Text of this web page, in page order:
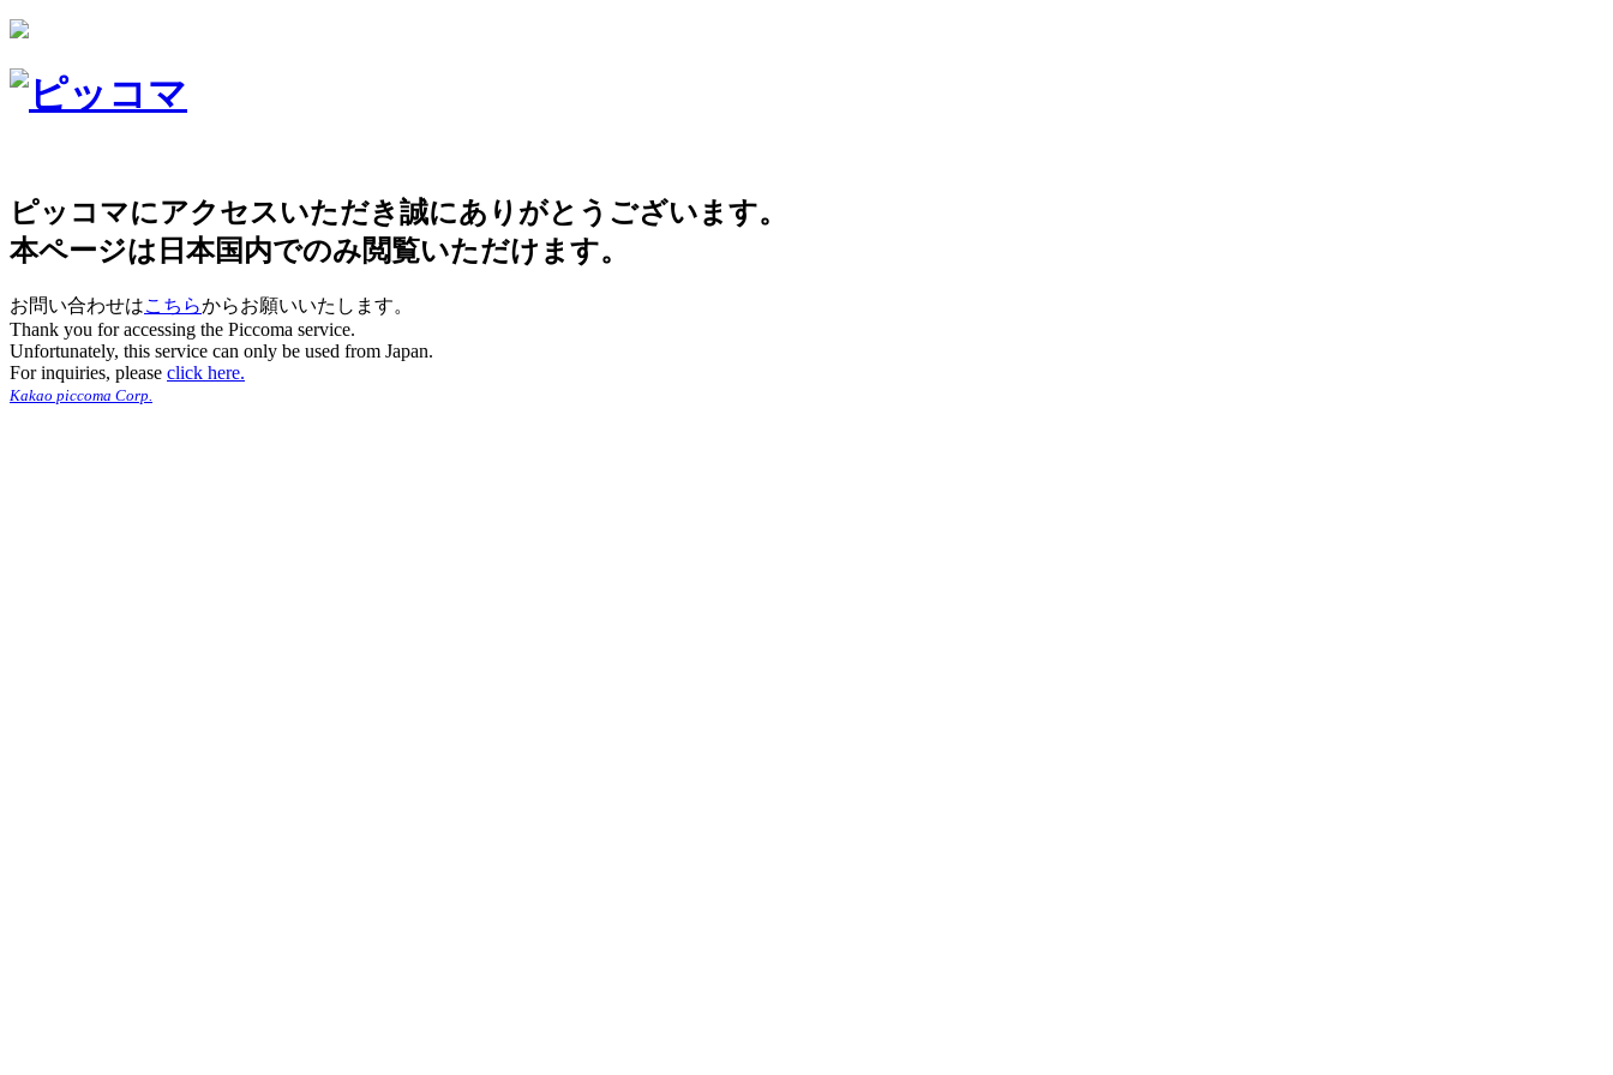
ピッコマにアクセスいただき誠にありがとうございます。
本ページは日本国内でのみ閲覧いただけます。
お問い合わせはこちらからお願いいたします。
Thank you for accessing the Piccoma service.
Unfortunately, this service can only be used from Japan.
For inquiries, please click here.
Kakao piccoma Corp.